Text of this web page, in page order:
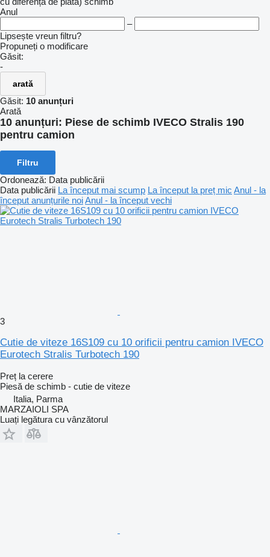
Anul
–
Lipsește vreun filtru?
Propuneți o modificare
Găsit:
-
arată
Găsit: 10 anunțuri
Arată
10 anunțuri: Piese de schimb IVECO Stralis 190
pentru camion
Filtru
Ordonează: Data publicării
Data publicării La început mai scump La început la preț mic Anul - la
început anunțurile noiAnul - la început vechi
3
Cutie de viteze 16S109 cu 10 orificii pentru camion IVECO
Eurotech Stralis Turbotech 190
Preț la cerere
Piesă de schimb - cutie de viteze
Italia, Parma
MARZAIOLI SPA
Luați legătura cu vânzătorul